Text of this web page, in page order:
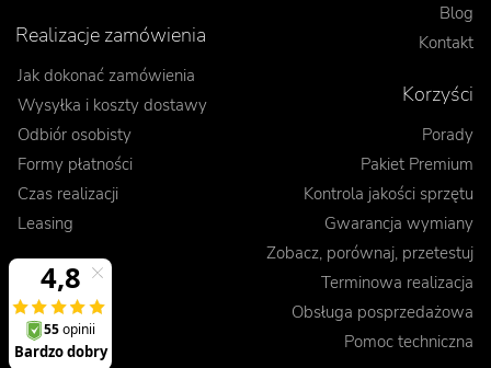
Blog
Kontakt
Realizacje zamówienia
Jak dokonać zamówienia
Wysyłka i koszty dostawy
Odbiór osobisty
Formy płatności
Czas realizacji
Leasing
Korzyści
Porady
Pakiet Premium
Kontrola jakości sprzętu
Gwarancja wymiany
Zobacz, porównaj, przetestuj
Terminowa realizacja
Obsługa posprzedażowa
Pomoc techniczna